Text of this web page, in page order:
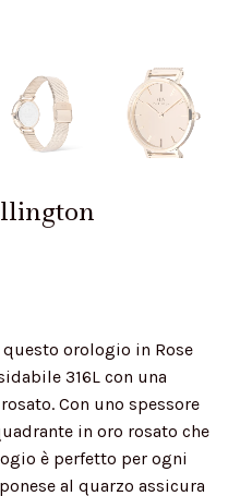
orologio in Rose
316L con una
Con uno spessore
in oro rosato che
è perfetto per ogni
al quarzo assicura